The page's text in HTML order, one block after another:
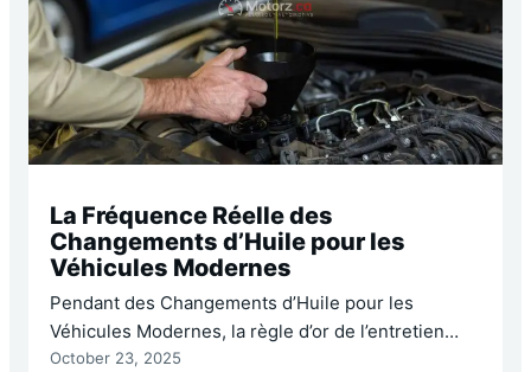
La Fréquence Réelle des
Changements d’Huile pour les
Véhicules Modernes
Pendant des Changements d’Huile pour les
Véhicules Modernes, la règle d’or de l’entretien
automobile était simple : changez votre huile tous
October 23, 2025